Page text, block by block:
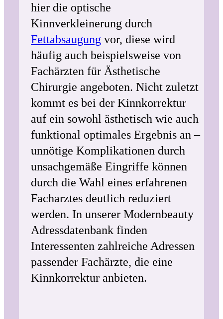
hier die optische
Kinnverkleinerung durch
Fettabsaugung vor, diese wird
häufig auch beispielsweise von
Fachärzten für Ästhetische
Chirurgie angeboten. Nicht zuletzt
kommt es bei der Kinnkorrektur
auf ein sowohl ästhetisch wie auch
funktional optimales Ergebnis an –
unnötige Komplikationen durch
unsachgemäße Eingriffe können
durch die Wahl eines erfahrenen
Facharztes deutlich reduziert
werden. In unserer Modernbeauty
Adressdatenbank finden
Interessenten zahlreiche Adressen
passender Fachärzte, die eine
Kinnkorrektur anbieten.